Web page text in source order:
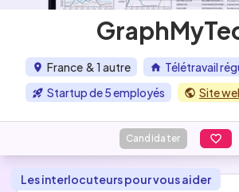
France & 1 autre
Télétravail
Startup de 5 employés
Site
Candidater
Les interlocuteurs pour vous aider